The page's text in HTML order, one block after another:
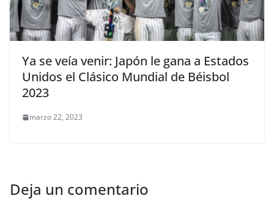
Ya se veía venir: Japón le gana a Estados
Unidos el Clásico Mundial de Béisbol
2023
marzo 22, 2023
Deja un comentario